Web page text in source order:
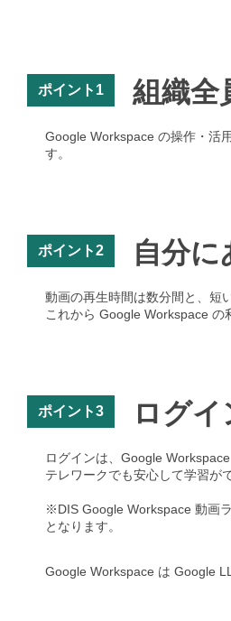
ポイント1 組織全
Google Workspace の操作・活
す。
ポイント2 自分
動画の再生時間は数分間と、短
これから Google Workspace の
ポイント3 ログ
ログインは、Google
テレワークでも安心して学習が
※DIS Google Workspace 動画
となります。
Google Workspace は Google